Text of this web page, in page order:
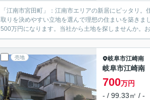
「江南市宮田町」：江南市エリアの新居にピッタリ
取りを決めやすい立地を選んで理想の住まいを築き
500万円になります。当社から土地を探しませんか。
売地 岐阜市江崎南
岐阜市江崎南
700万円
- / 99.33㎡ / -